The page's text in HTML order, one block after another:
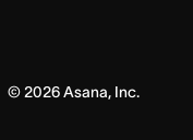
© 2026Asana, Inc.